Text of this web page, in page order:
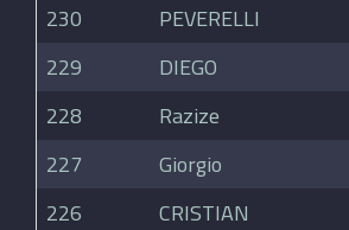
230
PEVERELLI
229
DIEGO
228
Razize
227
Giorgio
226
CRISTIAN